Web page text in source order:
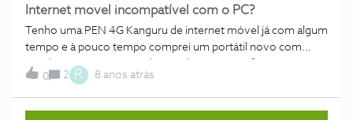
Internet movel incompatível com o PC?
Tenho uma PEN 4G Kanguru de internet móvel já com algum
tempo e à pouco tempo comprei um portátil novo com
Windows 10. A PEN instalou os drivers e o software mas a
ligação está sempre a cair. Já reinstalei os drivers e o
software mas o resultado é sempre o mesmo. A PEN em
questão é uma Alcatel L100V.
0 2 R 8 anos atrás